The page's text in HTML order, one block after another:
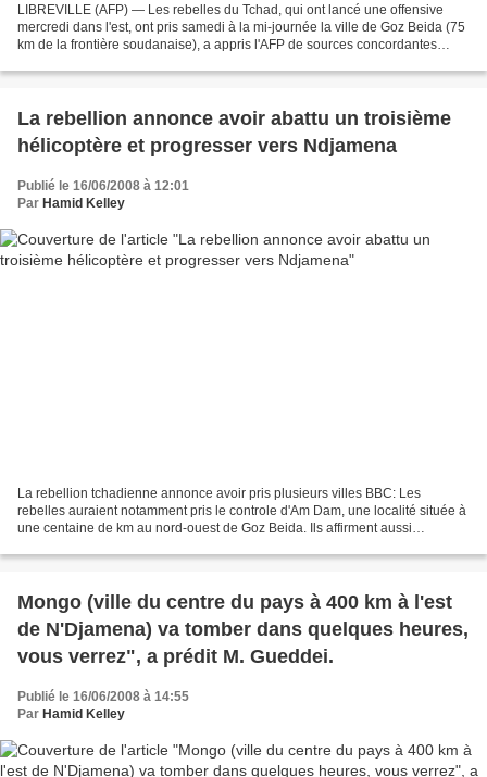
LIBREVILLE (AFP) — Les rebelles du Tchad, qui ont lancé une offensive
mercredi dans l'est, ont pris samedi à la mi-journée la ville de Goz Beida (75
km de la frontière soudanaise), a appris l'AFP de sources concordantes
La rebellion annonce avoir abattu un troisième
hélicoptère et progresser vers Ndjamena
Publié le 16/06/2008 à 12:01
Par Hamid Kelley
La rebellion tchadienne annonce avoir pris plusieurs villes BBC: Les
rebelles auraient notamment pris le controle d'Am Dam, une localité située à
une centaine de km au nord-ouest de Goz Beida. Ils affirment aussi
Mongo (ville du centre du pays à 400 km à l'est
de N'Djamena) va tomber dans quelques heures,
vous verrez", a prédit M. Gueddei.
Publié le 16/06/2008 à 14:55
Par Hamid Kelley